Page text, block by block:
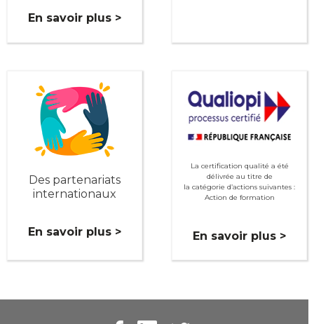
En savoir plus >
Des partenariats
internationaux
En savoir plus >
La certification qualité a été
délivrée au titre de
la catégorie d’actions suivantes :
Action de formation
En savoir plus >